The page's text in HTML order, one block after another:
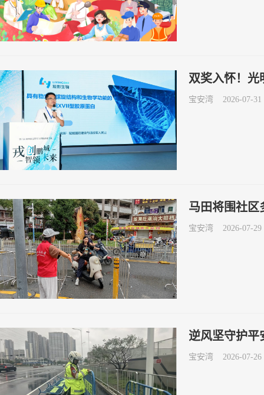
双奖入怀！光
宝安湾 2026-07-31
马田将围社区
宝安湾 2026-07-29
逆风坚守护平
宝安湾 2026-07-26